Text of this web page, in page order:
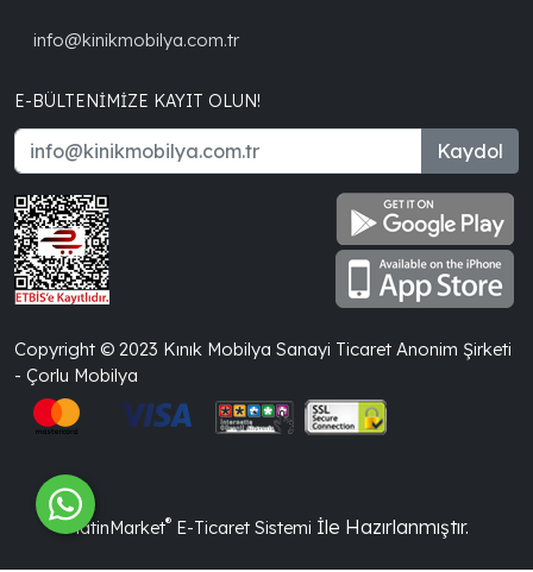
info@kinikmobilya.com.tr
E-BÜLTENIMIZE KAYIT OLUN!
Kaydol
Copyright © 2023 Kınık Mobilya Sanayi Ticaret Anonim Şirketi
- Çorlu Mobilya
PlatinMarket® E-Ticaret Sistemi İle Hazırlanmıştır.